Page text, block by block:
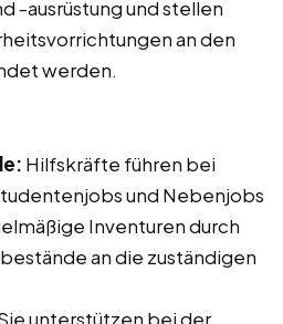
-ausrüstung und stellen
an den
werden.
Hilfskräfte führen bei
und Nebenjobs
Inventuren durch
an die zuständigen
unterstützen bei der